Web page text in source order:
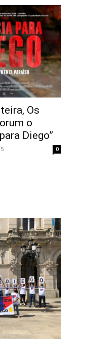
Os
o
Diego”
0